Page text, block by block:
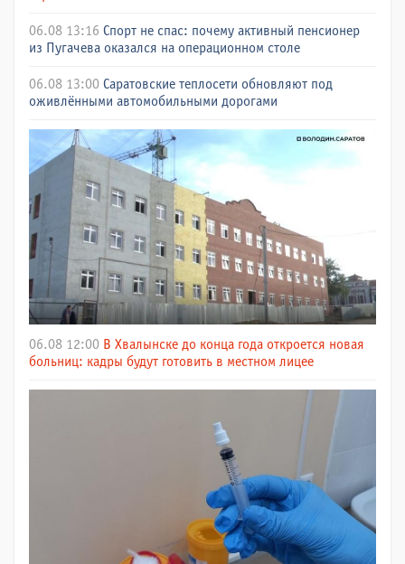
06.08 13:16 Спорт не спас: почему активный пенсионер
из Пугачева оказался на операционном столе
06.08 13:00 Саратовские теплосети обновляют под
оживлёнными автомобильными дорогами
06.08 12:00 В Хвалынске до конца года откроется новая
больниц: кадры будут готовить в местном лицее